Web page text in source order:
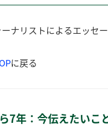
ナリストによるエッセ
に戻る
7年：今伝えたいこ